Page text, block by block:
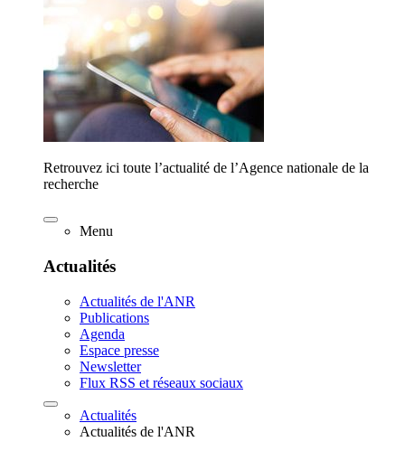
Retrouvez ici toute l’actualité de l’Agence nationale de la
recherche
Menu
Actualités
Actualités de l'ANR
Publications
Agenda
Espace presse
Newsletter
Flux RSS et réseaux sociaux
Actualités
Actualités de l'ANR